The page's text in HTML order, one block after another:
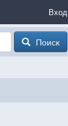
Вход
Поиск